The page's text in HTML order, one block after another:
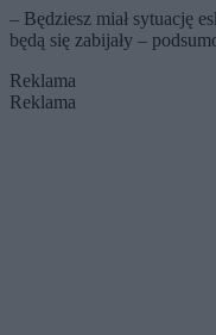
– Będziesz miał sytuację
będą się zabijały –
Reklama
Reklama